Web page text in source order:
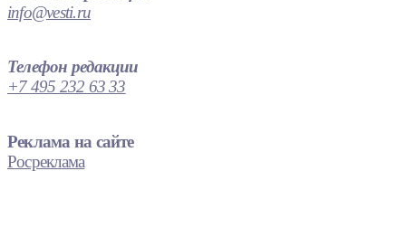
info@vesti.ru
Телефон редакции
+7 495 232 63 33
Реклама на сайте
Росреклама